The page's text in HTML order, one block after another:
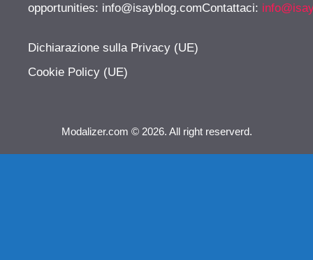
opportunities: info@isayblog.comContattaci:
Dichiarazione sulla Privacy (UE)
Cookie Policy (UE)
Modalizer.com © 2026. All right reserverd.